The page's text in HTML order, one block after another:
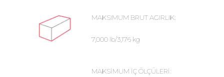
MAKSIMUM BRUT AGIRLIK:
7,000 lb/3,176 kg
MAKSİMUM İÇ ÖLÇÜLERİ: